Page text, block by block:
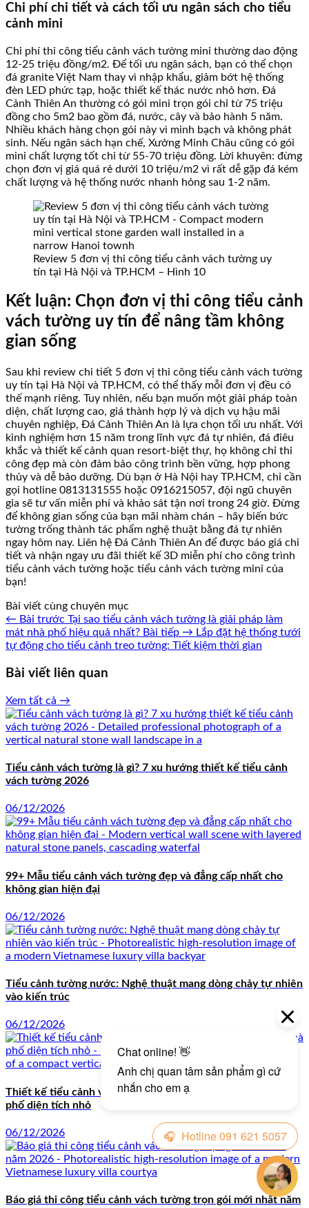
Chi phí chi tiết và cách tối ưu ngân sách cho tiểu
cảnh mini
Chi phí thi công tiểu cảnh vách tường mini thường dao động
12-25 triệu đồng/m2. Để tối ưu ngân sách, bạn có thể chọn
đá granite Việt Nam thay vì nhập khẩu, giảm bớt hệ thống
đèn LED phức tạp, hoặc thiết kế thác nước nhỏ hơn. Đá
Cảnh Thiên An thường có gói mini trọn gói chỉ từ 75 triệu
đồng cho 5m2 bao gồm đá, nước, cây và bảo hành 5 năm.
Nhiều khách hàng chọn gói này vì minh bạch và không phát
sinh. Nếu ngân sách hạn chế, Xưởng Minh Châu cũng có gói
mini chất lượng tốt chỉ từ 55-70 triệu đồng. Lời khuyên: đừng
chọn đơn vị giá quá rẻ dưới 10 triệu/m2 vì rất dễ gặp đá kém
chất lượng và hệ thống nước nhanh hỏng sau 1-2 năm.
Review 5 đơn vị thi công tiểu cảnh vách tường uy
tín tại Hà Nội và TP.HCM – Hình 10
Kết luận: Chọn đơn vị thi công tiểu cảnh
vách tường uy tín để nâng tầm không
gian sống
Sau khi review chi tiết 5 đơn vị thi công tiểu cảnh vách tường
uy tín tại Hà Nội và TP.HCM, có thể thấy mỗi đơn vị đều có
thế mạnh riêng. Tuy nhiên, nếu bạn muốn một giải pháp toàn
diện, chất lượng cao, giá thành hợp lý và dịch vụ hậu mãi
chuyên nghiệp, Đá Cảnh Thiên An là lựa chọn tối ưu nhất. Với
kinh nghiệm hơn 15 năm trong lĩnh vực đá tự nhiên, đá điêu
khắc và thiết kế cảnh quan resort-biệt thự, họ không chỉ thi
công đẹp mà còn đảm bảo công trình bền vững, hợp phong
thủy và dễ bảo dưỡng. Dù bạn ở Hà Nội hay TP.HCM, chỉ cần
gọi hotline 0813131555 hoặc 0916215057, đội ngũ chuyên
gia sẽ tư vấn miễn phí và khảo sát tận nơi trong 24 giờ. Đừng
để không gian sống của bạn mãi nhàm chán – hãy biến bức
tường trống thành tác phẩm nghệ thuật bằng đá tự nhiên
ngay hôm nay. Liên hệ Đá Cảnh Thiên An để được báo giá chi
tiết và nhận ngay ưu đãi thiết kế 3D miễn phí cho công trình
tiểu cảnh vách tường hoặc tiểu cảnh vách tường mini của
bạn!
Bài viết cùng chuyên mục
← Bài trước Tại sao tiểu cảnh vách tường là giải pháp làm
mát nhà phố hiệu quả nhất? Bài tiếp → Lắp đặt hệ thống tưới
tự động cho tiểu cảnh treo tường: Tiết kiệm thời gian
Bài viết liên quan
Xem tất cả →
Tiểu cảnh vách tường là gì? 7 xu hướng thiết kế tiểu cảnh
vách tường 2026
06/12/2026
99+ Mẫu tiểu cảnh vách tường đẹp và đẳng cấp nhất cho
không gian hiện đại
06/12/2026
Tiểu cảnh tường nước: Nghệ thuật mang dòng chảy tự nhiên
vào kiến trúc
06/12/2026
Thiết kế tiểu cảnh vách tường mini: Giải pháp xanh cho nhà
phố diện tích nhỏ
06/12/2026
Báo giá thi công tiểu cảnh vách tường trọn gói mới nhất năm